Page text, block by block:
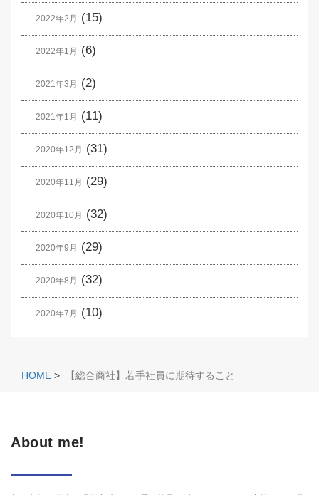
2022年2月 (15)
2022年1月 (6)
2021年3月 (2)
2021年1月 (11)
2020年12月 (31)
2020年11月 (29)
2020年10月 (32)
2020年9月 (29)
2020年8月 (32)
2020年7月 (10)
HOME > 【総合商社】若手社員に期待すること
About me!